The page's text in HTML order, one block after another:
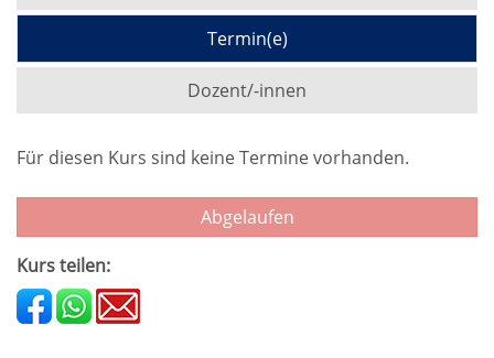
Termin(e)
Dozent/-innen
Für diesen Kurs sind keine Termine vorhanden.
Abgelaufen
Kurs teilen: